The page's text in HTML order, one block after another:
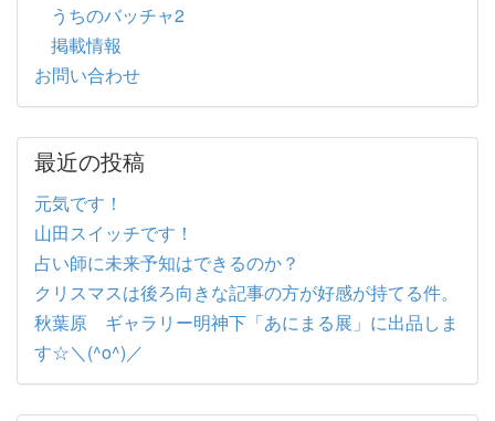
うちのバッチャ2
掲載情報
お問い合わせ
最近の投稿
元気です！
山田スイッチです！
占い師に未来予知はできるのか？
クリスマスは後ろ向きな記事の方が好感が持てる件。
秋葉原 ギャラリー明神下「あにまる展」に出品しま
す☆＼(^o^)／